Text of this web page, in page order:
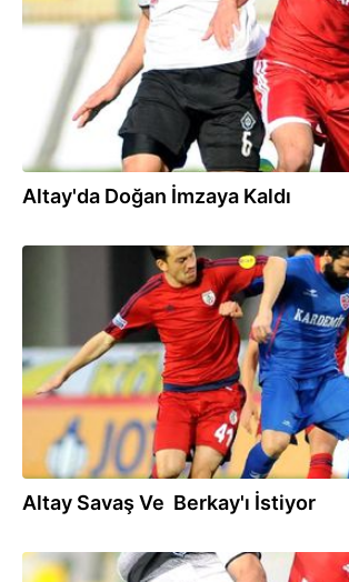
Altay'da Doğan İmzaya Kaldı
Altay Savaş Ve Berkay'ı İstiyor
02.09.2017